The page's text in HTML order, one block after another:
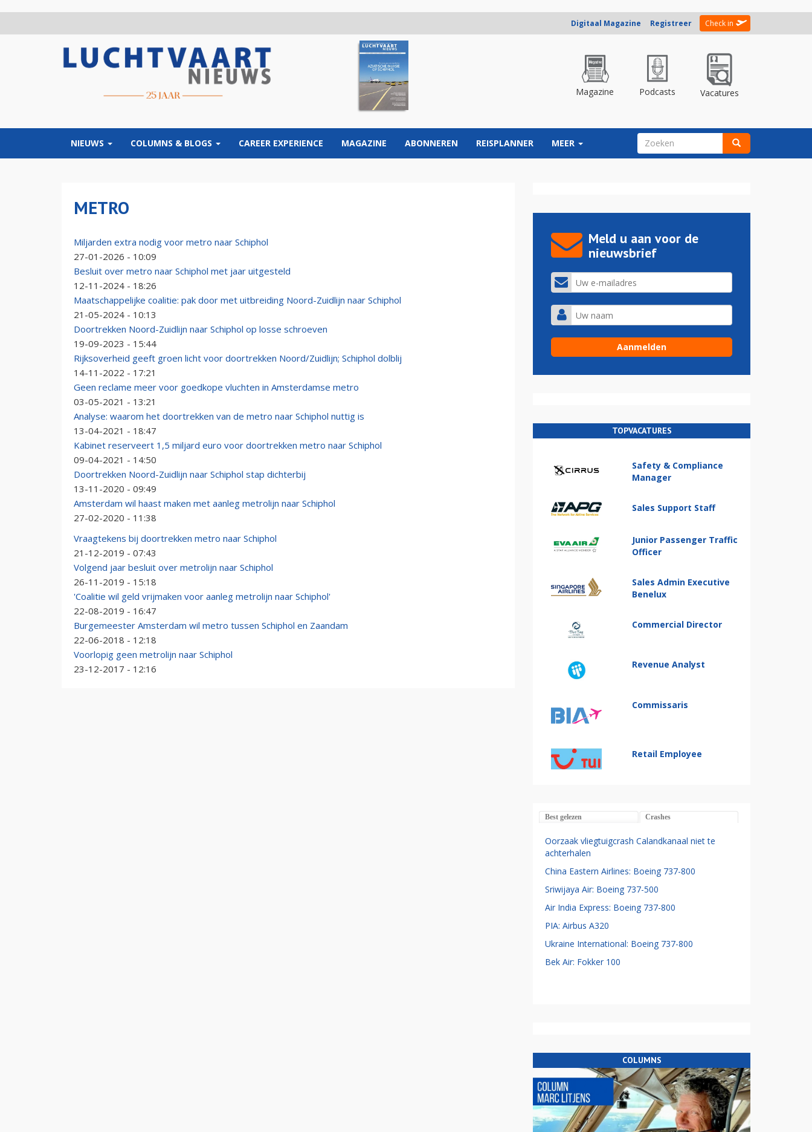
Digitaal Magazine Registreer Check in
Magazine Podcasts Vacatures
NIEUWS COLUMNS & BLOGS CAREER EXPERIENCE MAGAZINE ABONNEREN REISPLANNER MEER ZOEKVELD
METRO
Miljarden extra nodig voor metro naar Schiphol
27-01-2026 - 10:09
Besluit over metro naar Schiphol met jaar uitgesteld
12-11-2024 - 18:26
Maatschappelijke coalitie: pak door met uitbreiding Noord-Zuidlijn naar Schiphol
21-05-2024 - 10:13
Doortrekken Noord-Zuidlijn naar Schiphol op losse schroeven
19-09-2023 - 15:44
Rijksoverheid geeft groen licht voor doortrekken Noord/Zuidlijn; Schiphol dolblij
14-11-2022 - 17:21
Geen reclame meer voor goedkope vluchten in Amsterdamse metro
03-05-2021 - 13:21
Analyse: waarom het doortrekken van de metro naar Schiphol nuttig is
13-04-2021 - 18:47
Kabinet reserveert 1,5 miljard euro voor doortrekken metro naar Schiphol
09-04-2021 - 14:50
Doortrekken Noord-Zuidlijn naar Schiphol stap dichterbij
13-11-2020 - 09:49
Amsterdam wil haast maken met aanleg metrolijn naar Schiphol
27-02-2020 - 11:38
Vraagtekens bij doortrekken metro naar Schiphol
21-12-2019 - 07:43
Volgend jaar besluit over metrolijn naar Schiphol
26-11-2019 - 15:18
'Coalitie wil geld vrijmaken voor aanleg metrolijn naar Schiphol'
22-08-2019 - 16:47
Burgemeester Amsterdam wil metro tussen Schiphol en Zaandam
22-06-2018 - 12:18
Voorlopig geen metrolijn naar Schiphol
23-12-2017 - 12:16
Meld u aan voor de
nieuwsbrief
TOPVACATURES
Safety & Compliance
Manager
Sales Support Staff
Junior Passenger Traffic
Officer
Sales Admin Executive
Benelux
Commercial Director
Revenue Analyst
Commissaris
Retail Employee
Best gelezen Crashes
Oorzaak vliegtuigcrash Calandkanaal niet te
achterhalen
China Eastern Airlines: Boeing 737-800
Sriwijaya Air: Boeing 737-500
Air India Express: Boeing 737-800
PIA: Airbus A320
Ukraine International: Boeing 737-800
Bek Air: Fokker 100
COLUMNS